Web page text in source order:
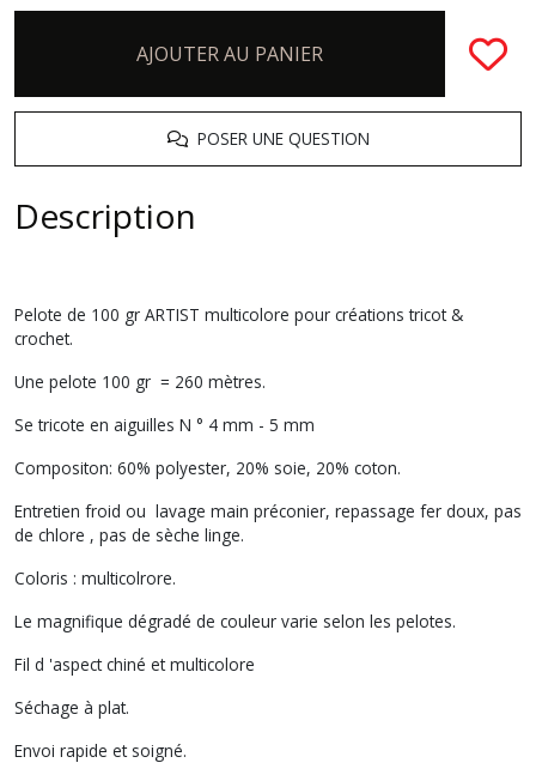
AJOUTER AU PANIER
POSER UNE QUESTION
Description
Pelote de 100 gr ARTIST multicolore pour créations tricot &
crochet.
Une pelote 100 gr = 260 mètres.
Se tricote en aiguilles N ° 4 mm - 5 mm
Compositon: 60% polyester, 20% soie, 20% coton.
Entretien froid ou lavage main préconier, repassage fer doux, pas
de chlore , pas de sèche linge.
Coloris : multicolrore.
Le magnifique dégradé de couleur varie selon les pelotes.
Fil d 'aspect chiné et multicolore
Séchage à plat.
Envoi rapide et soigné.